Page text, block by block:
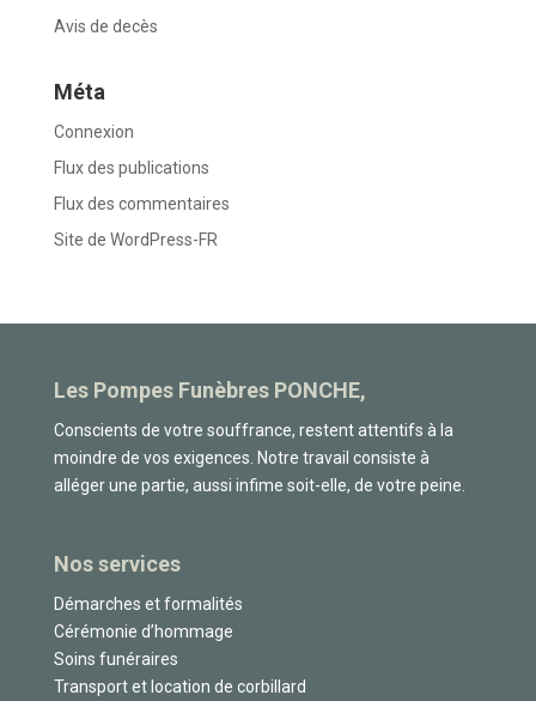
Avis de decès
Méta
Connexion
Flux des publications
Flux des commentaires
Site de WordPress-FR
Les Pompes Funèbres PONCHE,
Conscients de votre souffrance, restent attentifs à la
moindre de vos exigences. Notre travail consiste à
alléger une partie, aussi infime soit-elle, de votre peine.
Nos services
Démarches et formalités
Cérémonie d’hommage
Soins funéraires
Transport et location de corbillard